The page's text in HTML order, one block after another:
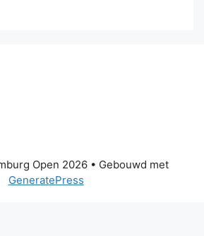
Open 2026• Gebouwd met
GeneratePress